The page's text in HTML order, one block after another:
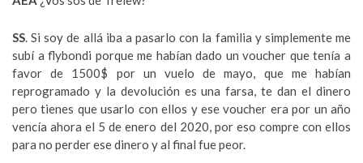
SS. Si soy de allá iba a pasarlo con la familia y simplemente me
subí a flybondi porque me habían dado un voucher que tenía a
favor de 1500$ por un vuelo de mayo, que me habían
reprogramado y la devolución es una farsa, te dan el dinero
pero tienes que usarlo con ellos y ese voucher era por un año
vencía ahora el 5 de enero del 2020, por eso compre con ellos
para no perder ese dinero y al final fue peor.